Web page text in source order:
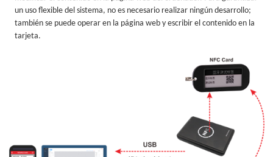
un uso flexible del sistema, no es necesario realizar ningún desarrollo;
también se puede operar en la página web y escribir el contenido en la
tarjeta.